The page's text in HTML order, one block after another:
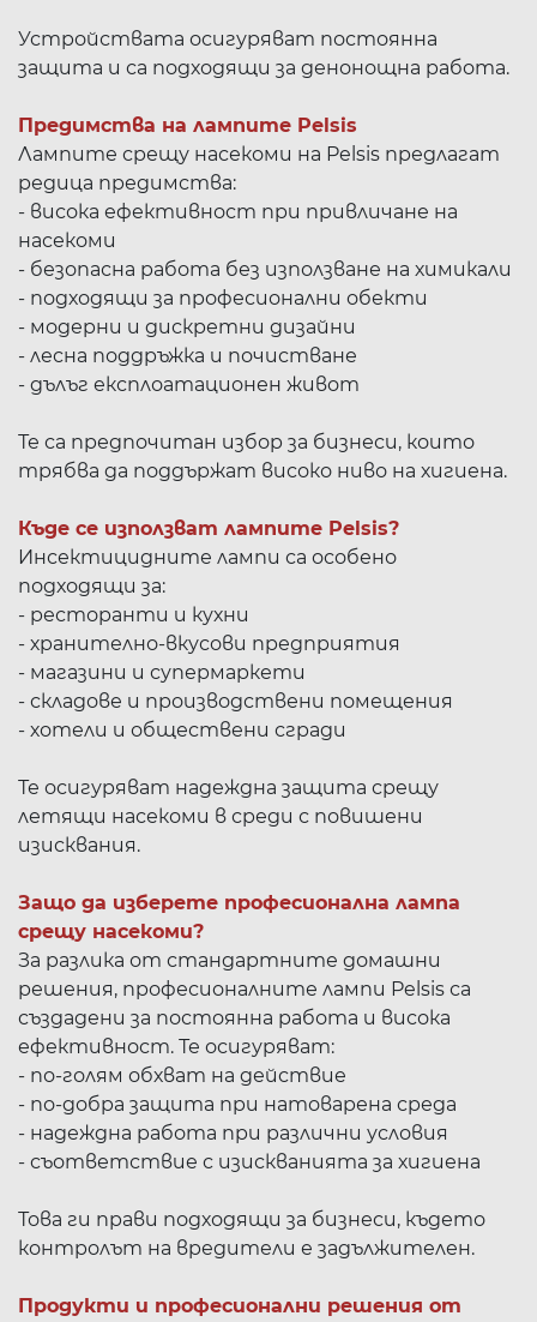
Устройствата осигуряват постоянна
защита и са подходящи за денонощна работа.
Предимства на лампите Pelsis
Лампите срещу насекоми на Pelsis предлагат
редица предимства:
- висока ефективност при привличане на
насекоми
- безопасна работа без използване на химикали
- подходящи за професионални обекти
- модерни и дискретни дизайни
- лесна поддръжка и почистване
- дълъг експлоатационен живот
Те са предпочитан избор за бизнеси, които
трябва да поддържат високо ниво на хигиена.
Къде се използват лампите Pelsis?
Инсектицидните лампи са особено
подходящи за:
- ресторанти и кухни
- хранително-вкусови предприятия
- магазини и супермаркети
- складове и производствени помещения
- хотели и обществени сгради
Те осигуряват надеждна защита срещу
летящи насекоми в среди с повишени
изисквания.
Защо да изберете професионална лампа
срещу насекоми?
За разлика от стандартните домашни
решения, професионалните лампи Pelsis са
създадени за постоянна работа и висока
ефективност. Те осигуряват:
- по-голям обхват на действие
- по-добра защита при натоварена среда
- надеждна работа при различни условия
- съответствие с изискванията за хигиена
Това ги прави подходящи за бизнеси, където
контролът на вредители е задължителен.
Продукти и професионални решения от